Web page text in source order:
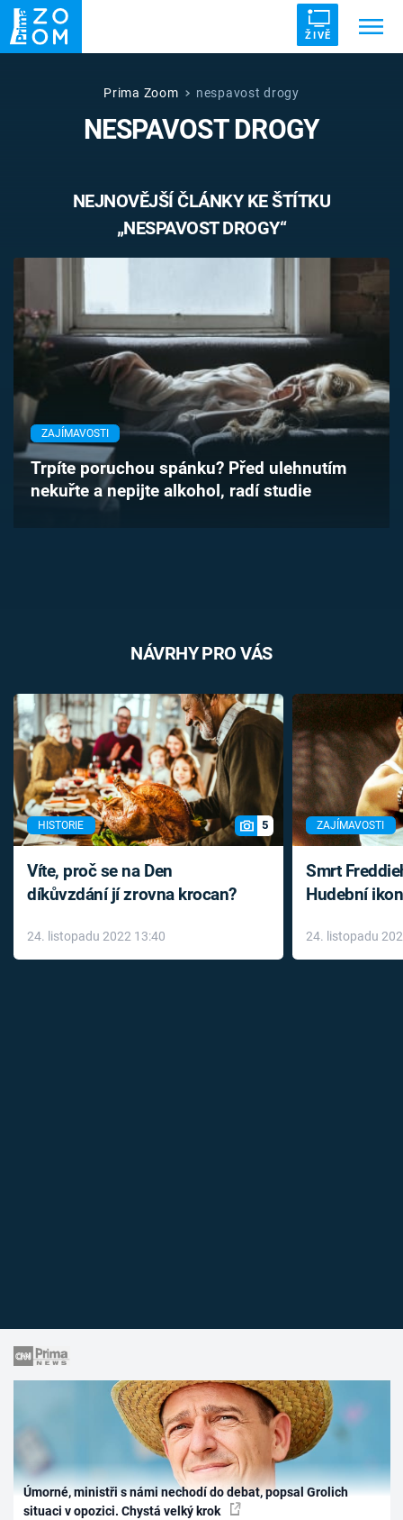
ŽIVĚ
ZRÁDCI UFO DRUHÁ SVĚTOVÁ VÁLKA
VETŘELCI DÁVNOVĚKU
Pořady
TV Program
Časopis
Sledujte prima+
Prima Zoom nespavost drogy
NESPAVOST DROGY
NEJNOVĚJŠÍ ČLÁNKY KE ŠTÍTKU
„NESPAVOST DROGY“
ZAJÍMAVOSTI
Trpíte poruchou spánku? Před ulehnutím
nekuřte a nepijte alkohol, radí studie
NÁVRHY PRO VÁS
HISTORIE 5
Víte, proč se na Den
díkůvzdání jí zrovna krocan?
24. listopadu 2022 13:40
ZAJÍMAVOSTI
Smrt
Hudební
léky
24. listopadu
Úmorné, ministři s námi nechodí do debat, popsal Grolich
situaci v opozici. Chystá velký krok